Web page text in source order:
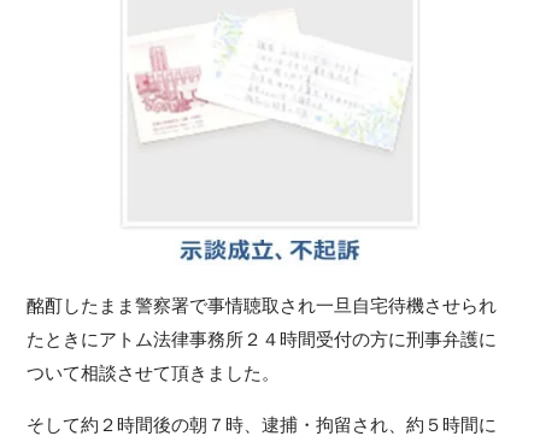
酩酊したまま警察署で事情聴取され一旦自宅待機させられ
たときにアトム法律事務所２４時間受付の方に刑事弁護に
ついて相談させて頂きました。
そして約２時間後の朝７時、逮捕・拘留され、約５時間に